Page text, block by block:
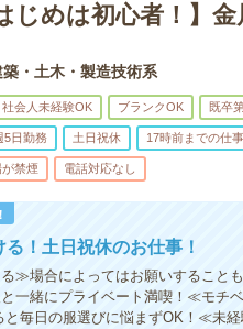
じめは初心者！】
・土木・製造技術系
社会人未経験OK ブランクOK 既卒
5日勤務 土日祝休 17時前までの仕事
が禁煙 電話対応なし
！土日祝休のお仕事！
≫場合によってはお願いすること
一緒にプライベート満喫！≪モチ
と毎日の服選びに悩まずOK！≪未